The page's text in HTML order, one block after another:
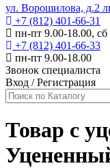
ул. Ворошилова, д.2
+7 (812) 401-66-31
пн-пт 9.00-18.00, сб
+7 (812) 401-66-33
пн-пт 9.00-18.00
Звонок специалиста
Вход /Регистрация
Товар с